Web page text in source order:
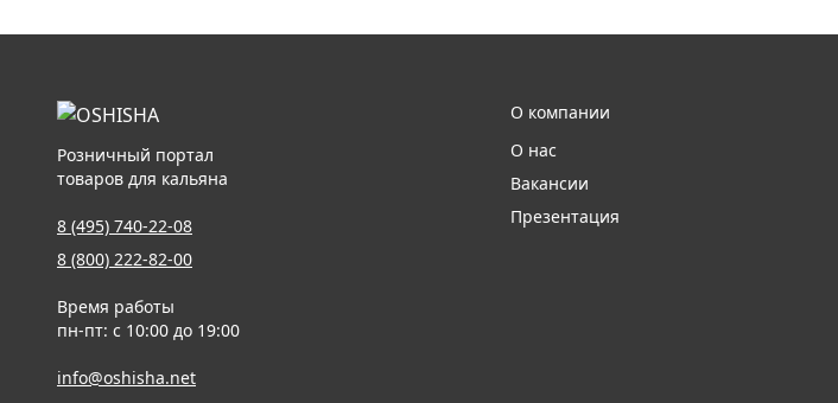
Розничный портал
товаров для кальяна
8 (495) 740-22-08
8 (800) 222-82-00
Время работы
пн-пт: с 10:00 до 19:00
info@oshisha.net
О компании
О нас
Вакансии
Презентация